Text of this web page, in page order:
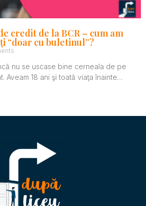
credit de la BCR – cum am
“doar cu buletinul”?
nu se uscase bine cerneala de pe
Aveam 18 ani şi toată viaţa înainte…